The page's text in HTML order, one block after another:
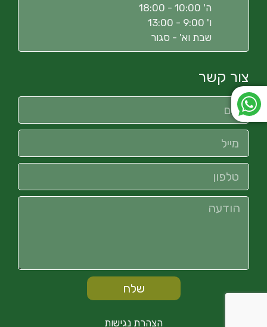
ה' 10:00 - 18:00
ו' 9:00 - 13:00
שבת וא' - סגור
צור קשר
שלח
הצהרת נגישות